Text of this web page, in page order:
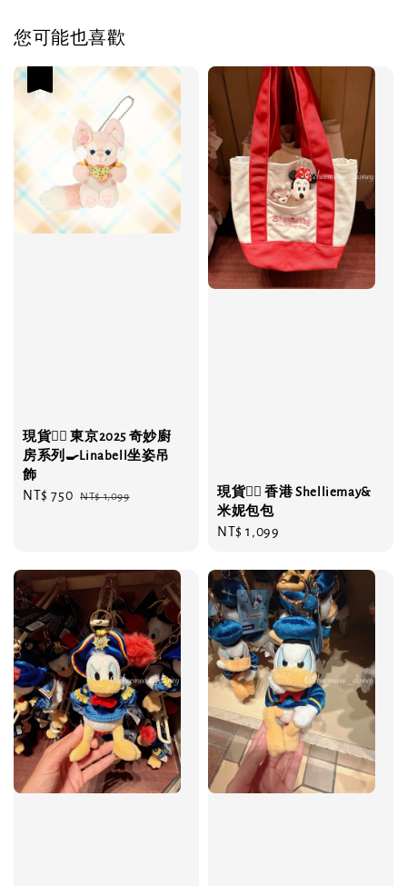
您可能也喜歡
現貨❤️‍🔥 東京2025 奇妙廚
房系列🍳Linabell坐姿吊
飾
Sale
NT$ 750 Regular
NT$ 1,099
現貨❤️‍🔥 香港 Shelliemay&
米妮包包
Regular
NT$ 1,099